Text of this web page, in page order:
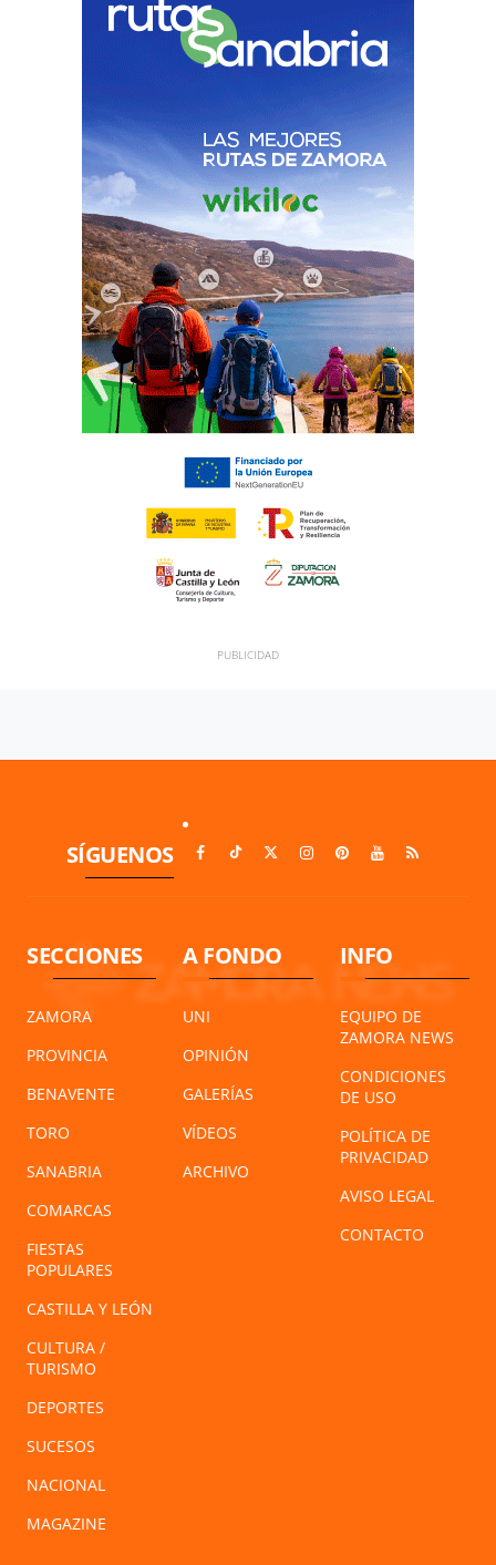
SÍGUENOS
SECCIONES
ZAMORA
PROVINCIA
BENAVENTE
TORO
SANABRIA
COMARCAS
FIESTAS
POPULARES
CASTILLA Y LEÓN
CULTURA /
TURISMO
DEPORTES
SUCESOS
NACIONAL
MAGAZINE
A FONDO
UNI
OPINIÓN
GALERÍAS
VÍDEOS
ARCHIVO
INFO
EQUIPO DE
ZAMORA NEWS
CONDICIONES
DE USO
POLÍTICA DE
PRIVACIDAD
AVISO LEGAL
CONTACTO